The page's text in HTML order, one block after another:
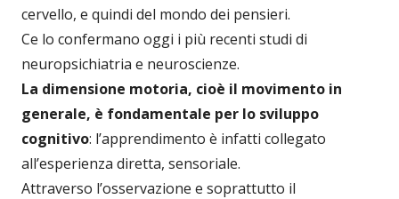
cervello, e quindi del mondo dei pensieri.
Ce lo confermano oggi i più recenti studi di
neuropsichiatria e neuroscienze.
La dimensione motoria, cioè il movimento in
generale, è fondamentale per lo sviluppo
cognitivo: l’apprendimento è infatti collegato
all’esperienza diretta, sensoriale.
Attraverso l’osservazione e soprattutto il